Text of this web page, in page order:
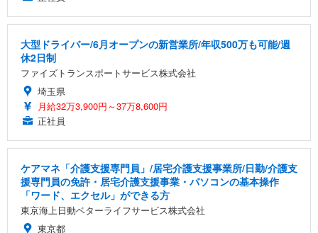
大型ドライバー/6月オープンの新営業所/年収500万も可能/週
休2日制
ファイズトランスポートサービス株式会社
埼玉県
月給32万3,900円～37万8,600円
正社員
ケアマネ「介護支援専門員」/居宅介護支援事業所/日勤/介護支
援専門員の免許・居宅介護支援事業・パソコンの基本操作
「ワード、エクセル」ができる方
東京海上日動ベターライフサービス株式会社
東京都